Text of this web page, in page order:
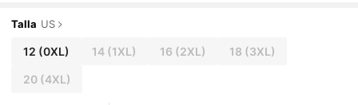
Talla US
12 (0XL) 14 (1XL) 16 (2XL) 18 (3XL)
20(4XL)